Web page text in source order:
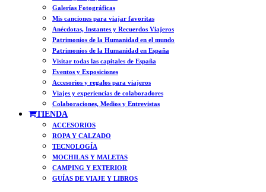
Galerías Fotográficas
Mis canciones para viajar favoritas
Anécdotas, Instantes y Recuerdos Viajeros
Patrimonios de la Humanidad en el mundo
Patrimonios de la Humanidad en España
Visitar todas las capitales de España
Eventos y Exposiciones
Accesorios y regalos para viajeros
Viajes y experiencias de colaboradores
Colaboraciones, Medios y Entrevistas
TIENDA
ACCESORIOS
ROPA Y CALZADO
TECNOLOGÍA
MOCHILAS Y MALETAS
CAMPING Y EXTERIOR
GUÍAS DE VIAJE Y LIBROS